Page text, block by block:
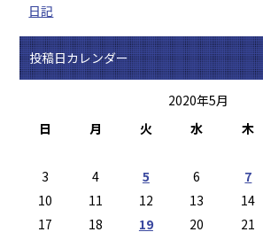
日記
投稿日カレンダー
2020年5月
日
月 火 水 木
3
4 5 6 7
10
11 12 13 14
17
18 19 20 21